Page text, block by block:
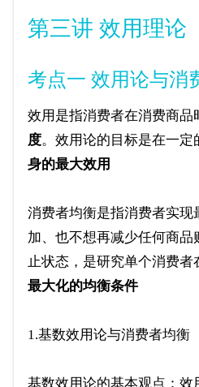
第三讲 效用理论
考点一 效用论与消
效用是指消费者在消费商品
度。效用论的目标是在一定
身的最大效用
消费者均衡是指消费者实现
加、也不想再减少任何商
止状态，是研究单个消费者
最大化的均衡条件
1.基数效用论与消费者均衡
基数效用论的基本观点：效